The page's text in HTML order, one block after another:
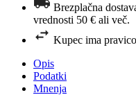
Brezplačna
vrednosti 50 € ali več.
Kupec ima
Opis
Podatki
Mnenja